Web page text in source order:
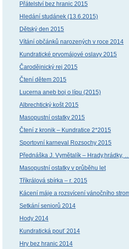
Přátelství bez hranic 2015
Hledání studánek (13.6.2015)
Dětský den 2015
Vítání občánků narozených v roce 2014
Kundratické prvomájové oslavy 2015
Čarodějnický rej 2015
Čtení dětem 2015
Lucerna aneb boj o lípu (2015)
Albrechtický košt 2015
Masopustní ostatky 2015
Čtení z kronik – Kundratice 2*2015
Sportovní karneval Rozsochy 2015
Přednáška J. Vymětalík – Hrady,hrádky,
Masopustní ostatky v průběhu let
Tříkrálová sbírka – r. 2015
Kácení máje a rozsvícení vánočního
Setkání seniorů 2014
Hody 2014
Kundratická pouť 2014
Hry bez hranic 2014